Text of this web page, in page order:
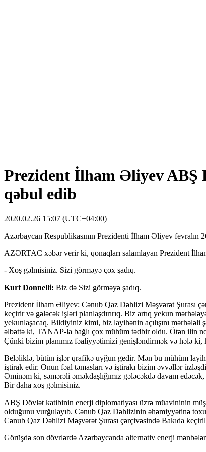
Prezident İlham Əliyev
qəbul edib
2020.02.26 15:07 (UTC+04:00)
Azərbaycan Respublikasının Prezidenti İlham Əliyev
AZƏRTAC xəbər verir ki, qonaqları salamlayan Prezident
- Xoş gəlmisiniz. Sizi görməyə çox şadıq.
Kurt Donnelli: Biz də Sizi görməyə şadıq.
Prezident İlham Əliyev: Cənub Qaz Dəhlizi Məşvərət Şurası
keçirir və gələcək işləri planlaşdırırıq. Biz artıq yekun
yekunlaşacaq. Bildiyiniz kimi, biz layihənin açılışını
əlbəttə ki, TANAP-la bağlı çox mühüm tədbir oldu. Ötən ilin
Çünki bizim planımız fəaliyyətimizi genişləndirmək və hələ ki,
Beləliklə, bütün işlər qrafikə uyğun gedir. Mən bu mühüm
iştirak edir. Onun fəal təmasları və iştirakı bizim əvvəllər
Əminəm ki, səmərəli əməkdaşlığımız gələcəkdə davam
Bir daha xoş gəlmisiniz.
ABŞ Dövlət katibinin enerji diplomatiyası üzrə müavininin
olduğunu vurğulayıb. Cənub Qaz Dəhlizinin əhəmiyyətinə
Cənub Qaz Dəhlizi Məşvərət Şurası çərçivəsində Bakıda
Görüşdə son dövrlərdə Azərbaycanda alternativ enerji